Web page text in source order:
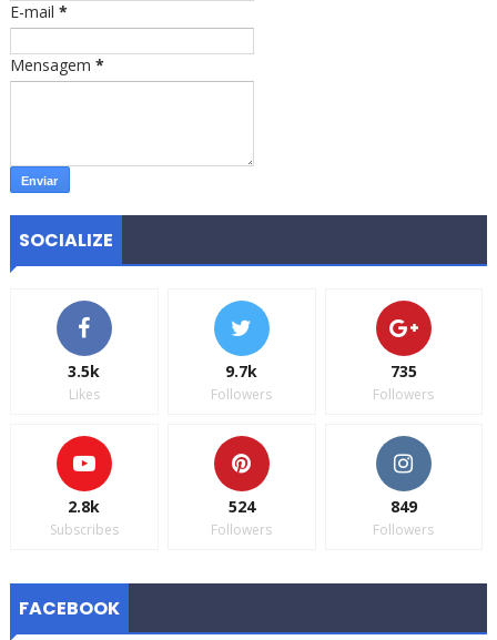
E-mail *
Mensagem *
SOCIALIZE
3.5k
Likes
9.7k
Followers
735
Followers
2.8k
Subscribes
524
Followers
849
Followers
FACEBOOK